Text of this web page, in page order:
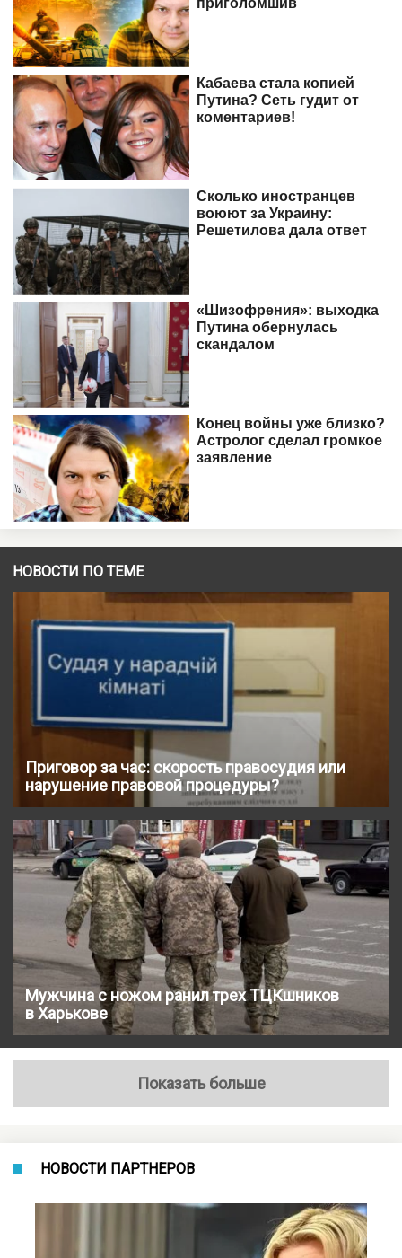
НОВОСТИ ПО ТЕМЕ
Приговор за час: скорость правосудия или
нарушение правовой процедуры?
Мужчина с ножом ранил трех ТЦКшников
в Харькове
Показать больше
НОВОСТИ ПАРТНЕРОВ